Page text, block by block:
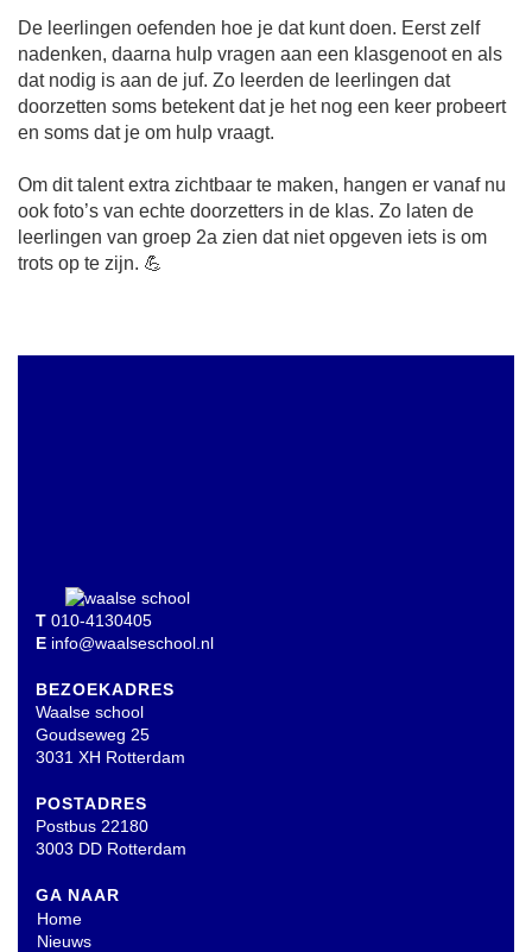
De leerlingen oefenden hoe je dat kunt doen. Eerst zelf
nadenken, daarna hulp vragen aan een klasgenoot en als
dat nodig is aan de juf. Zo leerden de leerlingen dat
doorzetten soms betekent dat je het nog een keer probeert
en soms dat je om hulp vraagt.
Om dit talent extra zichtbaar te maken, hangen er vanaf nu
ook foto’s van echte doorzetters in de klas. Zo laten de
leerlingen van groep 2a zien dat niet opgeven iets is om
trots op te zijn. 💪
T 010-4130405
E info@waalseschool.nl
BEZOEKADRES
Waalse school
Goudseweg 25
3031 XH Rotterdam
POSTADRES
Postbus 22180
3003 DD Rotterdam
GA NAAR
Home
Nieuws